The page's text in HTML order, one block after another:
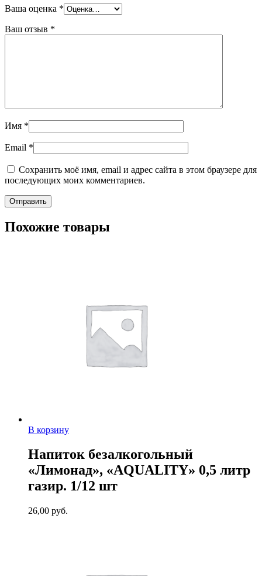
Ваша оценка *
Ваш отзыв *
Имя *
Email *
Сохранить моё имя, email и адрес сайта в этом браузере для
последующих моих комментариев.
Похожие товары
В корзину
Напиток безалкогольный
«Лимонад», «AQUALITY» 0,5 литр
газир. 1/12 шт
26,00 руб.